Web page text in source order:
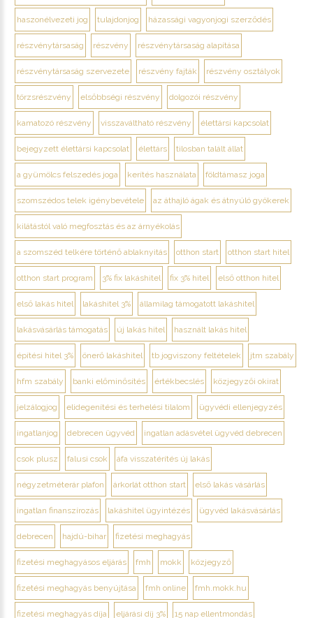
haszonélvezeti jog tulajdonjog házassági vagyonjogi szerződés
részvénytársaság részvény részvénytársaság alapítása
részvénytársaság szervezete részvény fajták részvény osztályok
törzsrészvény elsőbbségi részvény dolgozói részvény
kamatozó részvény visszaváltható részvény élettársi kapcsolat
bejegyzett élettársi kapcsolat élettárs tilosban talált állat
a gyümölcs felszedés joga kerítés használata földtámasz joga
szomszédos telek igénybevétele az áthajló ágak és átnyúló gyökerek
kilátástól való megfosztás és az árnyékolás
a szomszéd telkére történő ablaknyitás otthon start otthon start hitel
otthon start program 3% fix lakáshitel fix 3% hitel első otthon hitel
első lakás hitel lakáshitel 3% államilag támogatott lakáshitel
lakásvásárlás támogatás új lakás hitel használt lakás hitel
építési hitel 3% önerő lakáshitel tb jogviszony feltételek jtm szabály
hfm szabály banki előminősítés értékbecslés közjegyzői okirat
jelzálogjog elidegenítési és terhelési tilalom ügyvédi ellenjegyzés
ingatlanjog debrecen ügyvéd ingatlan adásvétel ügyvéd debrecen
csok plusz falusi csok áfa visszatérítés új lakás
négyzetméterár plafon árkorlát otthon start első lakás vásárlás
ingatlan finanszírozás lakáshitel ügyintézés ügyvéd lakásvásárlás
debrecen hajdú-bihar fizetési meghagyás
fizetési meghagyásos eljárás fmh mokk közjegyző
fizetési meghagyás benyújtása fmh online fmh.mokk.hu
fizetési meghagyás díja eljárási díj 3% 15 nap ellentmondás